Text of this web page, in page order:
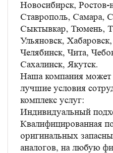
Новосибирск, Ростов-
Ставрополь, Самара,
Сыктывкар, Тюмень,
Ульяновск,
Челябинск, Чита,
Сахалинск, Якутск.
Наша компания может
лучшие условия
комплекс услуг:
Индивидуальный
Квалифицированная
оригинальных
аналогов, на любую